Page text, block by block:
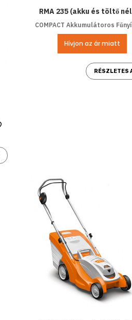
Kedvencekhez ad
RMA 235 (akku és töltő
COMPACT Akkumulátoros
Hívjon az ár miatt
RÉSZLETES